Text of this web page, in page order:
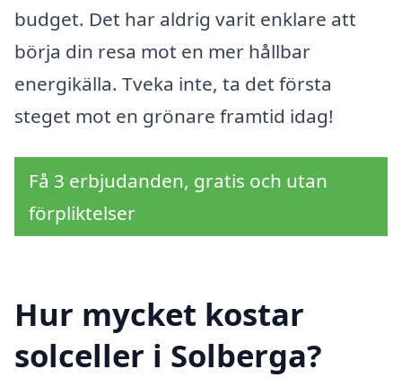
budget. Det har aldrig varit enklare att
börja din resa mot en mer hållbar
energikälla. Tveka inte, ta det första
steget mot en grönare framtid idag!
Få 3 erbjudanden, gratis och utan
förpliktelser
Hur mycket kostar
solceller i Solberga?